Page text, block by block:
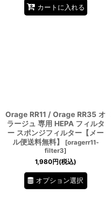
カートに入れる
Orage RR11 / Orage RR35 オ
ラージュ 専用 HEPA フィルタ
ー スポンジフィルター【メー
ル便送料無料】
[oragerr11-
filter3]
1,980円(税込)
オプション選択